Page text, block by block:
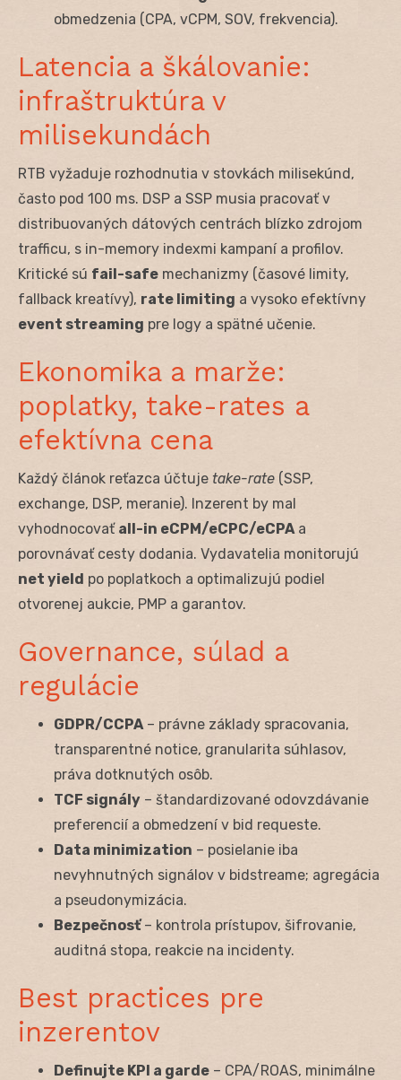
obmedzenia (CPA, vCPM, SOV, frekvencia).
Latencia a škálovanie:
infraštruktúra v
milisekundách
RTB vyžaduje rozhodnutia v stovkách milisekúnd,
často pod 100 ms. DSP a SSP musia pracovať v
distribuovaných dátových centrách blízko zdrojom
trafficu, s in-memory indexmi kampaní a profilov.
Kritické sú fail-safe mechanizmy (časové limity,
fallback kreatívy), rate limiting a vysoko efektívny
event streaming pre logy a spätné učenie.
Ekonomika a marže:
poplatky, take-rates a
efektívna cena
Každý článok reťazca účtuje take-rate (SSP,
exchange, DSP, meranie). Inzerent by mal
vyhodnocovať all-in eCPM/eCPC/eCPAa
porovnávať cesty dodania. Vydavatelia monitorujú
net yield po poplatkoch a optimalizujú podiel
otvorenej aukcie, PMP a garantov.
Governance, súlad a
regulácie
GDPR/CCPA– právne základy spracovania,
transparentné notice, granularita súhlasov,
práva dotknutých osôb.
TCF signály – štandardizované odovzdávanie
preferencií a obmedzení v bid requeste.
Data minimization – posielanie iba
nevyhnutných signálov v bidstreame; agregácia
a pseudonymizácia.
Bezpečnosť– kontrola prístupov, šifrovanie,
auditná stopa, reakcie na incidenty.
Best practices pre
inzerentov
Definujte KPI a garde – CPA/ROAS, minimálne